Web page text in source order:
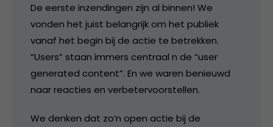
De eerste inzendingen zijn al binnen! We
vonden het juist belangrijk om het publiek
vanaf het begin bij de actie te betrekken.
“Users” staan immers centraal n de “user
generated content”. En we waren benieuwd
naar reacties en verbetervoorstellen.
We denken dat zo’n open actie bij de